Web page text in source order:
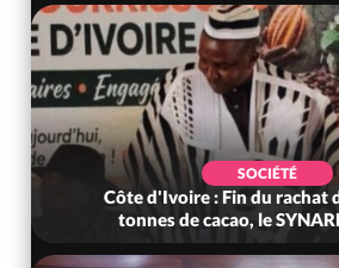
SOCIÉTÉ
Côte d'Ivoire : Fin du rachat
tonnes de cacao, le